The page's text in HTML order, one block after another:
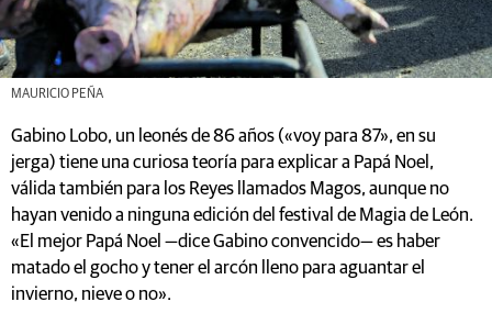
MAURICIO PEÑA
Gabino Lobo, un leonés de 86 años («voy para 87», en su
jerga) tiene una curiosa teoría para explicar a Papá Noel,
válida también para los Reyes llamados Magos, aunque no
hayan venido a ninguna edición del festival de Magia de León.
«El mejor Papá Noel —dice Gabino convencido— es haber
matado el gocho y tener el arcón lleno para aguantar el
invierno, nieve o no».